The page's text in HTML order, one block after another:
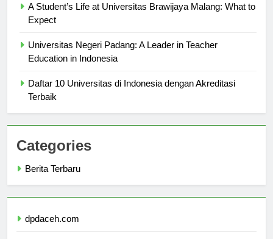
A Student’s Life at Universitas Brawijaya Malang: What to
Universitas Negeri Padang: A Leader in Teacher
Daftar 10 Universitas di Indonesia dengan Akreditasi
Categories